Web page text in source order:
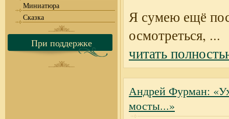
Миниатюра
Сказка
При поддержке
Я сумею ещё
осмотреться, ...
читать
Андрей Фурман:
мосты...»